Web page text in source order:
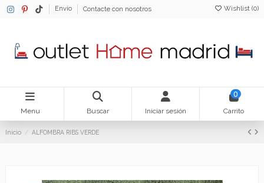
Envio Contacte con nosotros Wishlist (0)
Menu Buscar Iniciar sesión
0
Carrito
Inicio ALFOMBRA RIBS VERDE